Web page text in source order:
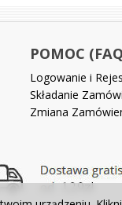
POMOC
Logowanie i
Składanie
Zmiana